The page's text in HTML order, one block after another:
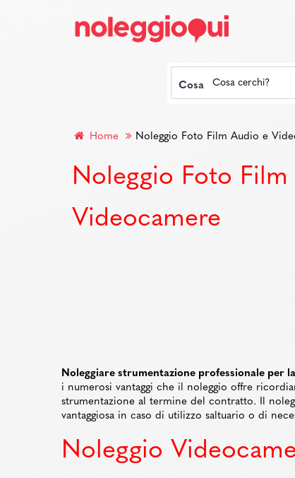
Cosa
Home Noleggio Foto Film Audio e
Noleggio Foto
Videocamere
Noleggiare strumentazione professionale per
i numerosi vantaggi che il noleggio offre
strumentazione al termine del contratto. Il
vantaggiosa in caso di utilizzo saltuario o di
Noleggio